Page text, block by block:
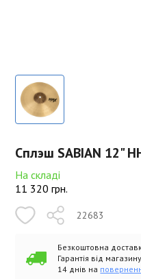
Сплэш SABIAN 12"
На складі
11 320 грн.
22683
Безкоштовна
Гарантія від
14 днів на